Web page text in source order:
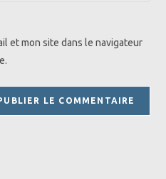
et mon site dans le navigateur